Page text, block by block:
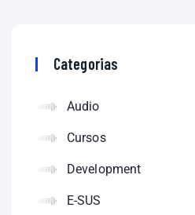
Categorias
Audio
Cursos
Development
E-SUS